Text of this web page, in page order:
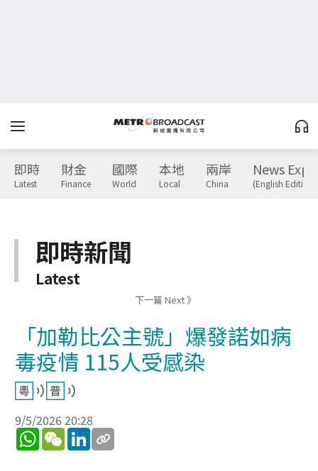
即時
Latest
財金
Finance
國際
World
本地
Local
兩岸
China
News
(English Edition)
即時新聞
Latest
下一篇 Next 》
「加勒比公主號」爆發諾如病
毒疫情 115人受感染
9/5/2026 20:28
WhatsApp
WeChatLinkedIn